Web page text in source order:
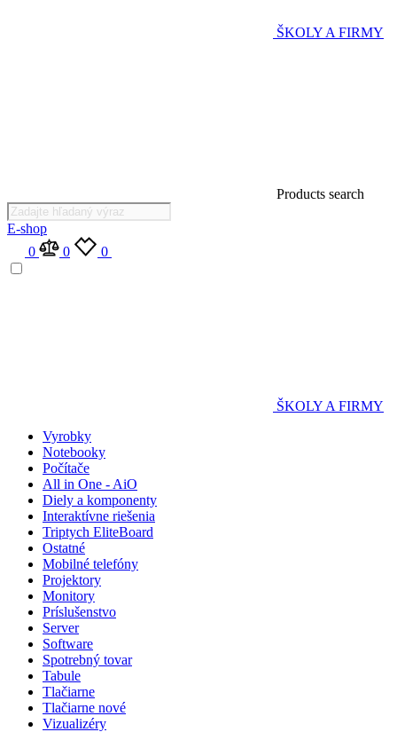
ŠKOLY A FIRMY
Products search
E-shop
0
0 0
ŠKOLY A FIRMY
Vyrobky
Notebooky
Počítače
All in One - AiO
Diely a komponenty
Interaktívne riešenia
Triptych EliteBoard
Ostatné
Mobilné telefóny
Projektory
Monitory
Príslušenstvo
Server
Software
Spotrebný tovar
Tabule
Tlačiarne
Tlačiarne nové
Vizualizéry